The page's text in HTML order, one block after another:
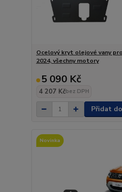
Ocelový kryt olejové vany
2024, všechny motory
5 090 Kč
4 207 Kčbez DPH
Přidat
Novinka